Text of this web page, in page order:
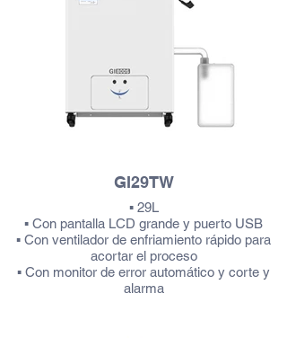
GI29TW
▪ 29L
▪ Con pantalla LCD grande y puerto USB
▪ Con ventilador de enfriamiento rápido para
acortar el proceso
▪ Con monitor de error automático y corte y
alarma